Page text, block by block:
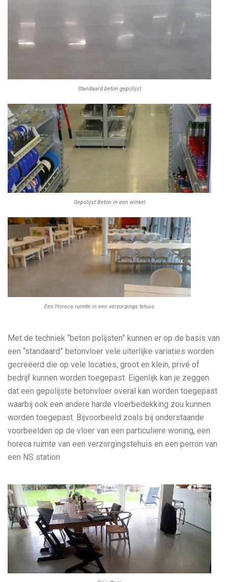
Standaard beton gepolijst
Gepolijst Beton in een winkel
Een Horeca ruimte in een verzorgings tehuis
Met de techniek “beton polijsten” kunnen er op de basis van
een “standaard” betonvloer vele uiterlijke variaties worden
gecreëerd die op vele locaties, groot en klein, privé of
bedrijf kunnen worden toegepast. Eigenlijk kan je zeggen
dat een gepolijste betonvloer overal kan worden toegepast
waarbij ook een andere harde vloerbedekking zou kunnen
worden toegepast. Bijvoorbeeld zoals bij onderstaande
voorbeelden op de vloer van een particuliere woning, een
horeca ruimte van een verzorgingstehuis en een perron van
een NS station.